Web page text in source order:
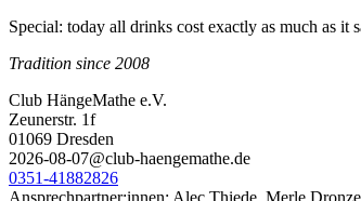
Special: today all drinks cost exactly as much as it
Tradition since 2008
Club HängeMathe e.V.
Zeunerstr. 1f
01069 Dresden
2026-08-07@club-haengemathe.de
0351-41882826
Ansprechpartner:innen: Alec Thiede, Merle